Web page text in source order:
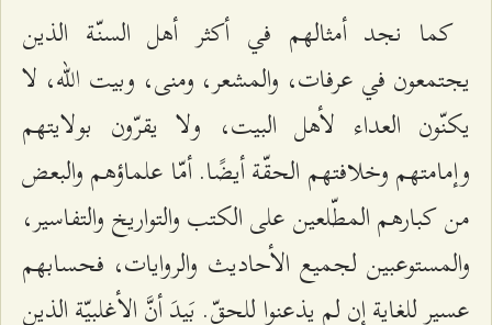
كما نجد أمثالهم في أكثر أهل السنّة الذين
يجتمعون في عرفات، والمشعر، ومنى، وبيت الله، لا
يكنّون العداء لأهل البيت، ولا يقرّون بولايتهم
وإمامتهم وخلافتهم الحقّة أيضًا. أمّا علماؤهم والبعض
من كبارهم المطّلعين على الكتب والتواريخ والتفاسير،
والمستوعبين لجميع الأحاديث والروايات، فحسابهم
عسير للغاية إن لم يذعنوا للحقّ. بَيدَ أنَّ الأغلبيّة الذين